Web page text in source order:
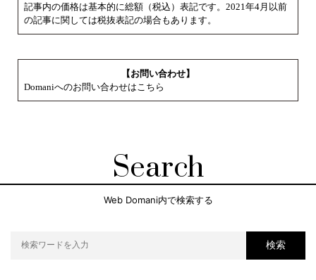
記事内の価格は基本的に総額（税込）表記です。2021年4月以前
の記事に関しては税抜表記の場合もあります。
【お問い合わせ】
Domaniへのお問い合わせはこちら
Search
Web Domani内で検索する
検索